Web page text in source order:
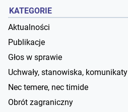
KATEGORIE
Aktualności
Publikacje
Głos w sprawie
Uchwały, stanowiska, komunikaty
Nec temere, nec timide
Obrót zagraniczny